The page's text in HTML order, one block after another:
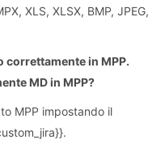
XLS, XLSX, BMP, JPEG,
in MPP.
MD in MPP?
MPP impostando il